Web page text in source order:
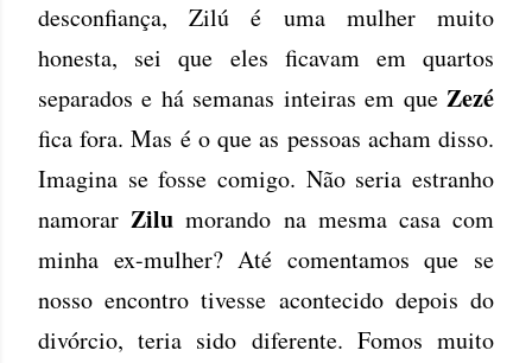
desconfiança, Zilú é uma mulher muito
honesta, sei que eles ficavam em quartos
separados e há semanas inteiras em que Zezé
fica fora. Mas é o que as pessoas acham disso.
Imagina se fosse comigo. Não seria estranho
namorarZilumorando na mesma casa com
minha ex-mulher? Até comentamos que se
nosso encontro tivesse acontecido depois do
divórcio, teria sido diferente. Fomos muito